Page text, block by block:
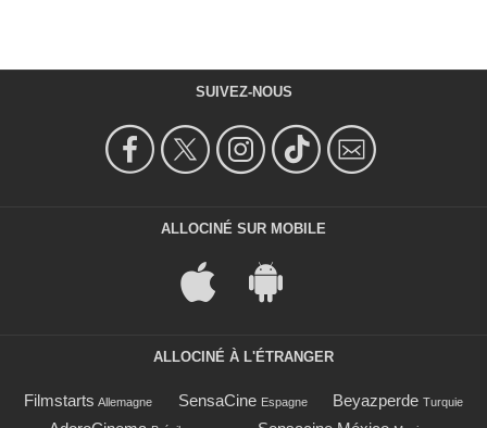
SUIVEZ-NOUS
ALLOCINÉ SUR MOBILE
ALLOCINÉ À L'ÉTRANGER
Filmstarts Allemagne SensaCine Espagne Beyazperde Turquie